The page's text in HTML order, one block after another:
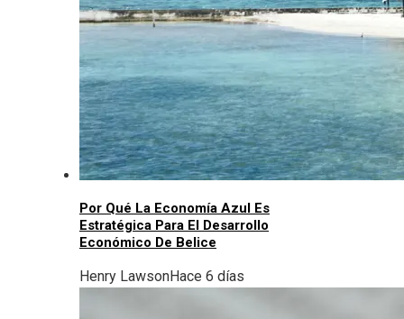
Por Qué La Economía Azul Es
Estratégica Para El Desarrollo
Económico De Belice
Henry LawsonHace 6 días